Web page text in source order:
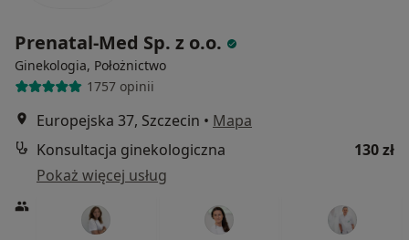
Prenatal-Med Sp. z o.o.
Ginekologia, Położnictwo
1757 opinii
Europejska 37, Szczecin • Mapa
Konsultacja ginekologiczna
130 zł
Pokaż więcej usług